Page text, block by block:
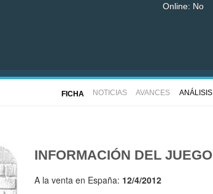
Online: No
FICHA NOTICIAS AVANCES ANÁLISIS
INFORMACIÓN DEL JUEGO
A la venta en España: 12/4/2012